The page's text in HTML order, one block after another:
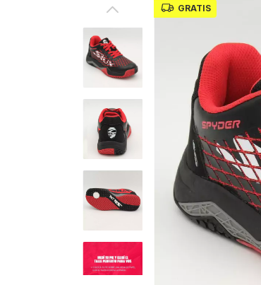
GRATIS